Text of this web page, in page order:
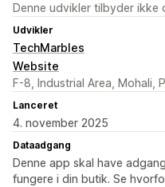
Denne udvikler tilbyder ikke
Udvikler
TechMarbles
Website
F-8, Industrial Area, Mohali,
Lanceret
4. november 2025
Dataadgang
Denne app skal have
fungere i din butik. Se